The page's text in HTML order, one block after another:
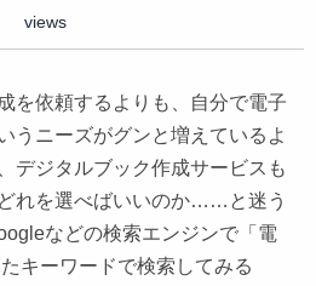
views
を依頼するよりも、自分で電子
うニーズがグンと増えているよ
デジタルブック作成サービスも
れを選べばいいのか……と迷う
などの検索エンジンで「電
キーワードで検索してみる